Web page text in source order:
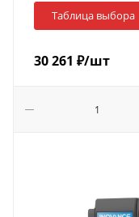
Таблица выбора
30 261 ₽/шт